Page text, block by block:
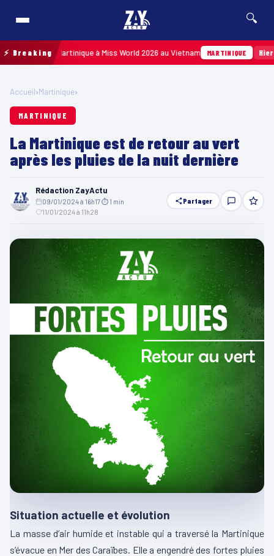
🔍
⚡ Breakingla Martinique à Miss World 2026 au Vietnam MARTINIQUE Hier ·
Accueil›Martinique›
MARTINIQUE
La Martinique est de retour au vert
après les pluies de la nuit dernière
Rédaction ZayActu
09/01/2024 à 16h17⏱ 1 min
11/01/2024 à 11h28
Partager
Situation actuelle et évolution
La masse d’air humide et instable qui a traversé la Martinique
s’évacue en Mer des Caraïbes. Elle a engendré des fortes pluies